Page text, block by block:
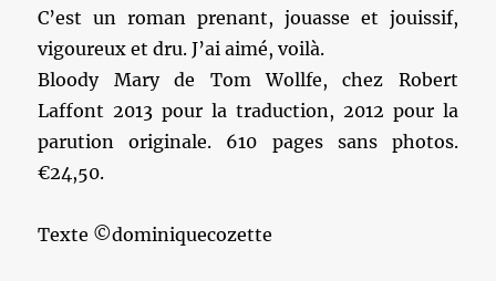
C’est un roman prenant, jouasse et jouissif,
vigoureux et dru. J’ai aimé, voilà.
Bloody Mary de Tom Wollfe, chez Robert
Laffont 2013 pour la traduction, 2012 pour la
parution originale. 610 pages sans photos.
€24,50.
Texte ©dominiquecozette